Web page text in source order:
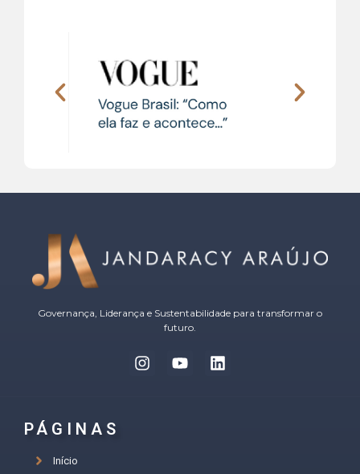
Governança, Liderança e Sustentabilidade para transformar o
futuro.
PÁGINAS
Início